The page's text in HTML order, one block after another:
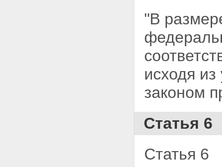
"В
исходя
законом
Статья 6
Статья 6